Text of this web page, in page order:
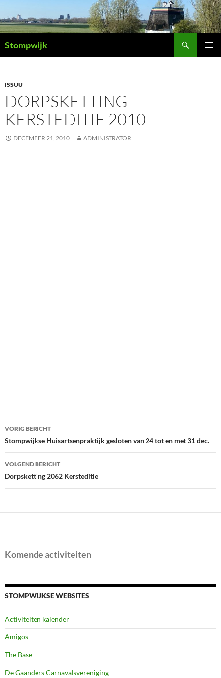
naar
de
inhoud
Stompwijk
ISSUU
DORPSKETTING
KERSTEDITIE 2010
DECEMBER 21, 2010 ADMINISTRATOR
Bericht
navigatie
VORIG BERICHT
Stompwijkse Huisartsenpraktijk gesloten van 24 tot en met 31 dec.
VOLGEND BERICHT
Dorpsketting 2062 Kersteditie
Komende activiteiten
STOMPWIJKSE WEBSITES
Activiteiten kalender
Amigos
The Base
De Gaanders Carnavalsvereniging